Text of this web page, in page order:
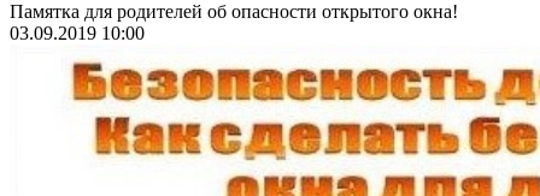
Памятка для родителей об опасности открытого окна!
03.09.2019 10:00